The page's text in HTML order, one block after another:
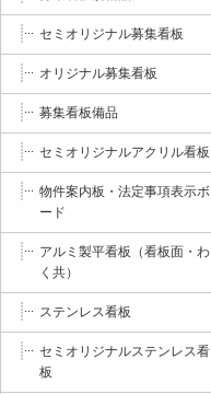
セミオリジナル募集看板
オリジナル募集看板
募集看板備品
セミオリジナルアクリル看板
物件案内板・法定事項表示ボ
ード
アルミ製平看板（看板面・わ
く共）
ステンレス看板
セミオリジナルステンレス看
板